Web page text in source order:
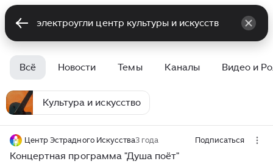
Всё Новости Темы Каналы Видео и
Культура и искусство
Центр Эстрадного Искусства3 года Подписаться
Концертная программа "Душа поёт"